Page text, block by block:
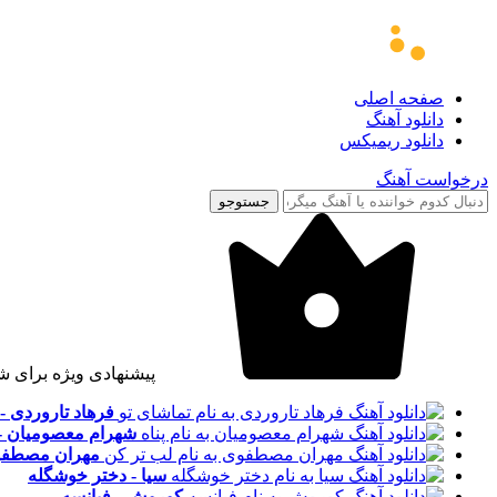
صفحه اصلی
دانلود آهنگ
دانلود ریمیکس
درخواست آهنگ
جستوجو
پیشنهادی ویژه برای
فرهاد تاروردی
شهرام معصومیان -
مهران
سیا - دختر خوشگله